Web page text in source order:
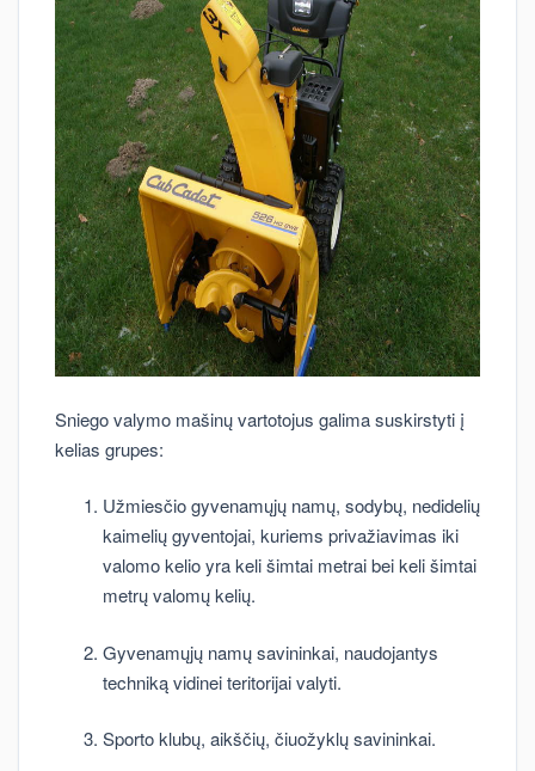
Sniego valymo mašinų vartotojus galima suskirstyti į
kelias grupes:
Užmiesčio gyvenamųjų namų, sodybų, nedidelių
kaimelių gyventojai, kuriems privažiavimas iki
valomo kelio yra keli šimtai metrai bei keli šimtai
metrų valomų kelių.
Gyvenamųjų namų savininkai, naudojantys
techniką vidinei teritorijai valyti.
Sporto klubų, aikščių, čiuožyklų savininkai.